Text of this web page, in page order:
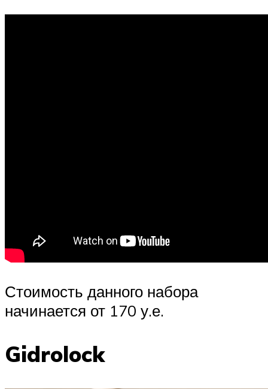
Стоимость данного набора
начинается от 170 у.е.
Gidrolock